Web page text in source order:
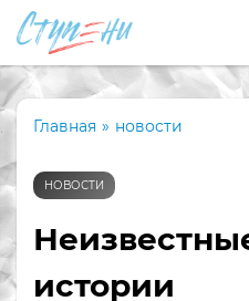
Главная » новости
НОВОСТИ
истории